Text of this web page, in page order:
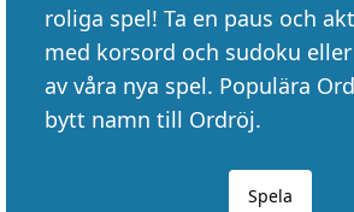
roliga spel! Ta en paus och
med korsord och sudoku
av våra nya spel. Populära
bytt namn till Ordröj.
Spela